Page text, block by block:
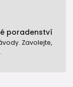
poradenství
Zavolejte,